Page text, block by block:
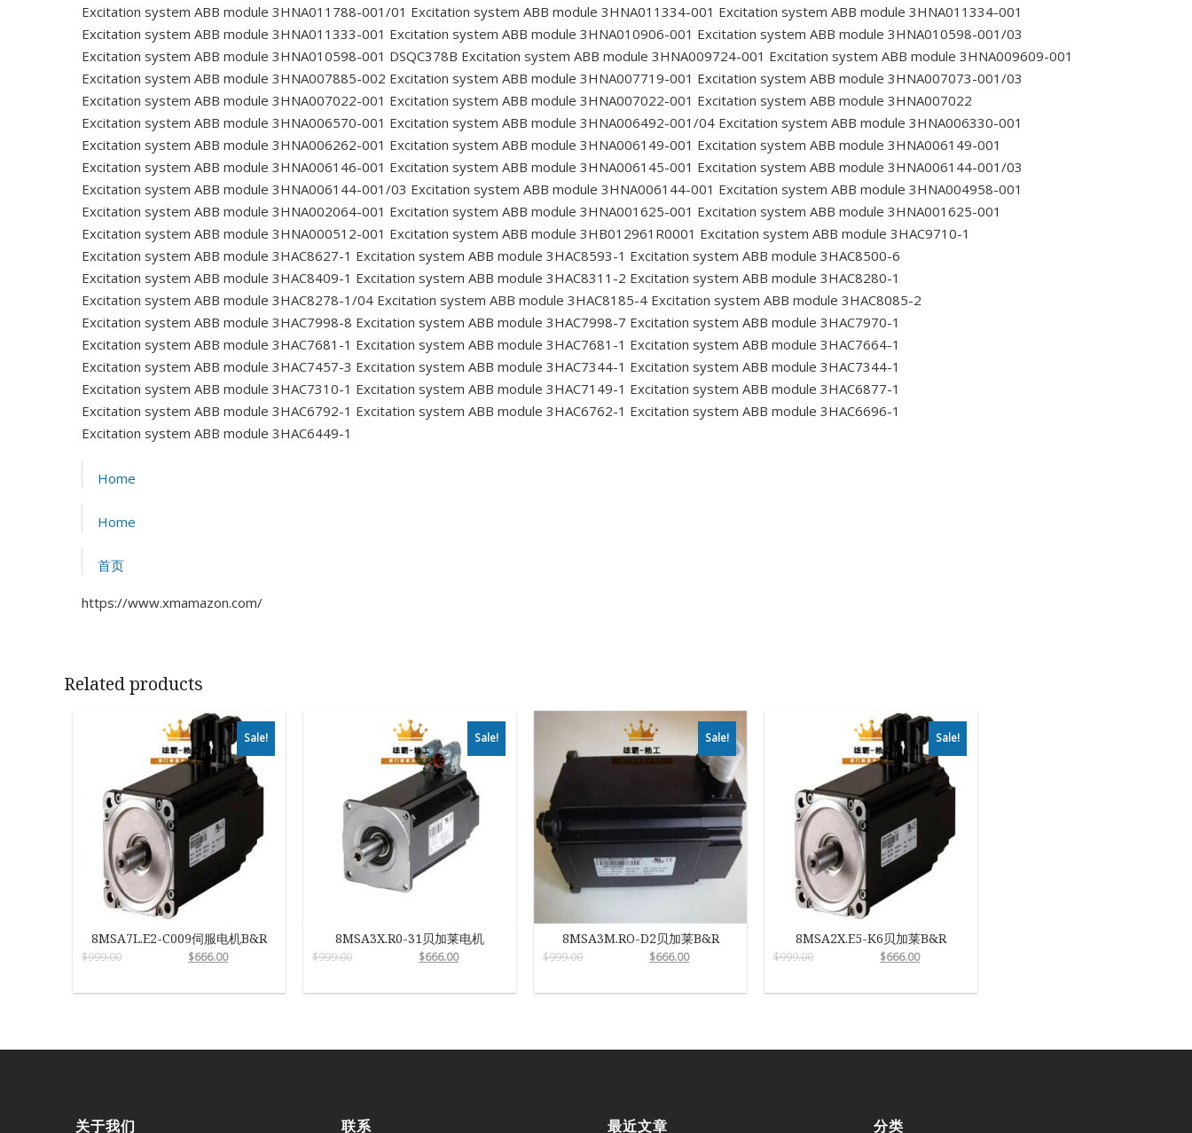
Excitation system ABB module 3HNA011788-001/01 Excitation system ABB module 3HNA011334-001 Excitation system ABB module 3HNA011334-001
Excitation system ABB module 3HNA011333-001 Excitation system ABB module 3HNA010906-001 Excitation system ABB module 3HNA010598-001/03
Excitation system ABB module 3HNA010598-001 DSQC378B Excitation system ABB module 3HNA009724-001 Excitation system ABB module 3HNA009609-001
Excitation system ABB module 3HNA007885-002 Excitation system ABB module 3HNA007719-001 Excitation system ABB module 3HNA007073-001/03
Excitation system ABB module 3HNA007022-001 Excitation system ABB module 3HNA007022-001 Excitation system ABB module 3HNA007022
Excitation system ABB module 3HNA006570-001 Excitation system ABB module 3HNA006492-001/04 Excitation system ABB module 3HNA006330-001
Excitation system ABB module 3HNA006262-001 Excitation system ABB module 3HNA006149-001 Excitation system ABB module 3HNA006149-001
Excitation system ABB module 3HNA006146-001 Excitation system ABB module 3HNA006145-001 Excitation system ABB module 3HNA006144-001/03
Excitation system ABB module 3HNA006144-001/03 Excitation system ABB module 3HNA006144-001 Excitation system ABB module 3HNA004958-001
Excitation system ABB module 3HNA002064-001 Excitation system ABB module 3HNA001625-001 Excitation system ABB module 3HNA001625-001
Excitation system ABB module 3HNA000512-001 Excitation system ABB module 3HB012961R0001 Excitation system ABB module 3HAC9710-1
Excitation system ABB module 3HAC8627-1 Excitation system ABB module 3HAC8593-1 Excitation system ABB module 3HAC8500-6
Excitation system ABB module 3HAC8409-1 Excitation system ABB module 3HAC8311-2 Excitation system ABB module 3HAC8280-1
Excitation system ABB module 3HAC8278-1/04 Excitation system ABB module 3HAC8185-4 Excitation system ABB module 3HAC8085-2
Excitation system ABB module 3HAC7998-8 Excitation system ABB module 3HAC7998-7 Excitation system ABB module 3HAC7970-1
Excitation system ABB module 3HAC7681-1 Excitation system ABB module 3HAC7681-1 Excitation system ABB module 3HAC7664-1
Excitation system ABB module 3HAC7457-3 Excitation system ABB module 3HAC7344-1 Excitation system ABB module 3HAC7344-1
Excitation system ABB module 3HAC7310-1 Excitation system ABB module 3HAC7149-1 Excitation system ABB module 3HAC6877-1
Excitation system ABB module 3HAC6792-1 Excitation system ABB module 3HAC6762-1 Excitation system ABB module 3HAC6696-1
Excitation system ABB module 3HAC6449-1
Home
Home
首页
https://www.xmamazon.com/
Related products
Sale!
8MSA7L.E2-C009伺服电机B&R
$999.00 $666.00
Sale!
8MSA3X.R0-31贝加莱电机
$999.00 $666.00
Sale!
8MSA3M.RO-D2贝加莱B&R
$999.00 $666.00
Sale!
8MSA2X.E5-K6贝加莱B&R
$999.00 $666.00
关于我们 联系 最近文章 分类